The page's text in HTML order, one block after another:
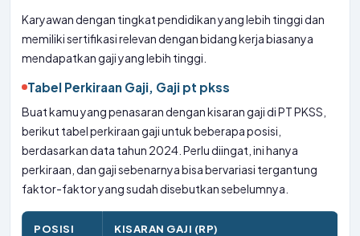
Karyawan dengan tingkat pendidikan yang lebih tinggi dan
memiliki sertifikasi relevan dengan bidang kerja biasanya
mendapatkan gaji yang lebih tinggi.
Tabel Perkiraan Gaji, Gaji pt pkss
Buat kamu yang penasaran dengan kisaran gaji di PT PKSS,
berikut tabel perkiraan gaji untuk beberapa posisi,
berdasarkan data tahun 2024. Perlu diingat, ini hanya
perkiraan, dan gaji sebenarnya bisa bervariasi tergantung
faktor-faktor yang sudah disebutkan sebelumnya.
POSISI KISARAN GAJI (RP)